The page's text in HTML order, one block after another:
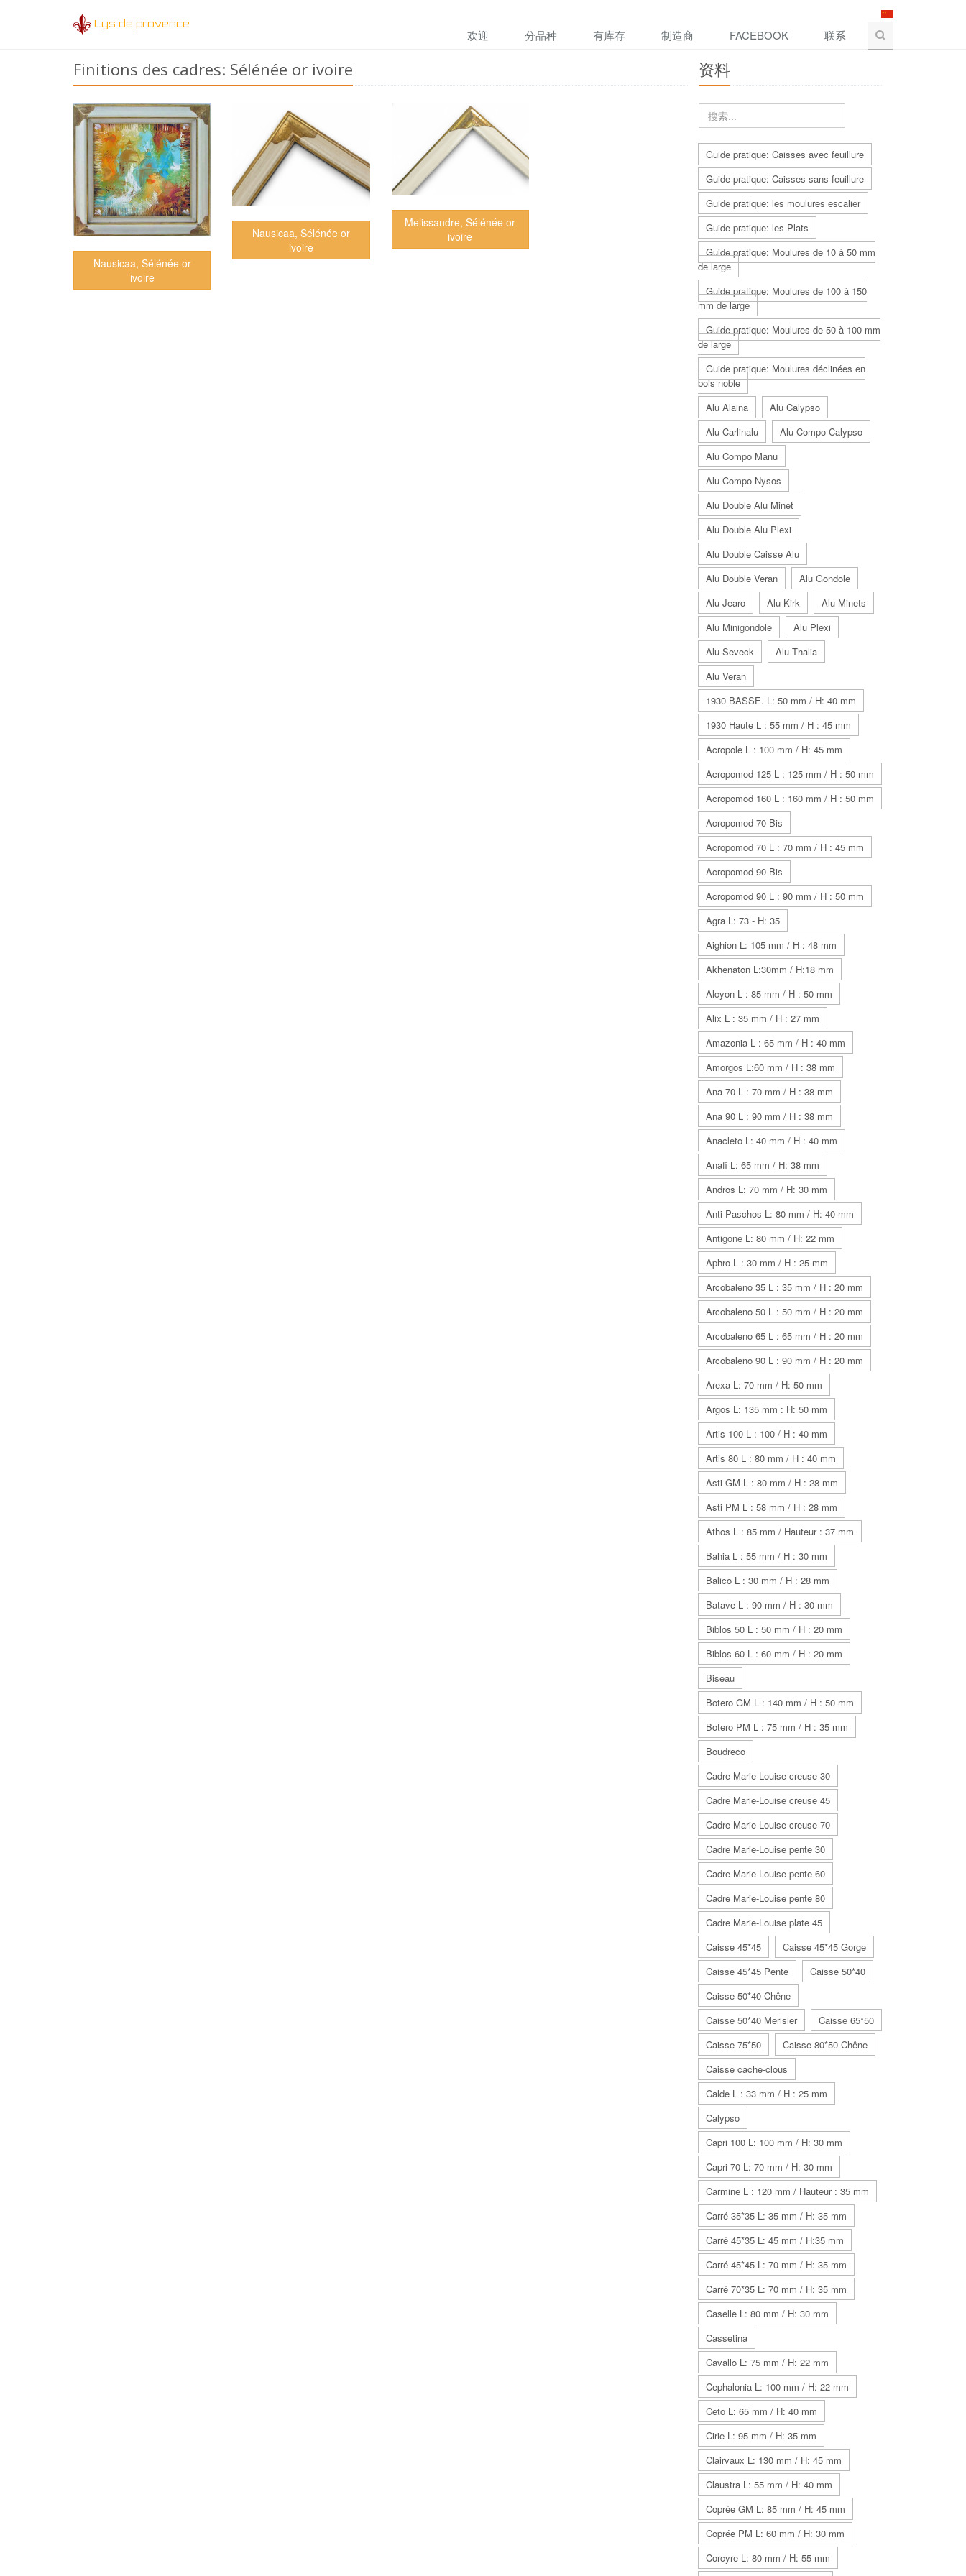
Lys de provence
欢迎 分品种 有库存 制造商 FACEBOOK 联系
Finitions des cadres: Sélénée or ivoire
Nausicaa, Sélénée or
ivoire
Nausicaa, Sélénée or
ivoire
Melissandre, Sélénée or
ivoire
资料
Guide pratique: Caisses avec feuillure
Guide pratique: Caisses sans feuillure
Guide pratique: les moulures escalier
Guide pratique: les Plats
Guide pratique: Moulures de 10 à 50 mm
de large
Guide pratique: Moulures de 100 à 150
mm de large
Guide pratique: Moulures de 50 à 100 mm
de large
Guide pratique: Moulures déclinées en
bois noble
Alu Alaina
Alu Calypso
Alu Carlinalu
Alu Compo Calypso
Alu Compo Manu
Alu Compo Nysos
Alu Double Alu Minet
Alu Double Alu Plexi
Alu Double Caisse Alu
Alu Double Veran
Alu Gondole
Alu Jearo
Alu Kirk
Alu Minets
Alu Minigondole
Alu Plexi
Alu Seveck
Alu Thalia
Alu Veran
1930 BASSE. L: 50 mm / H: 40 mm
1930 Haute L : 55 mm / H : 45 mm
Acropole L : 100 mm / H: 45 mm
Acropomod 125 L : 125 mm / H : 50 mm
Acropomod 160 L : 160 mm / H : 50 mm
Acropomod 70 Bis
Acropomod 70 L : 70 mm / H : 45 mm
Acropomod 90 Bis
Acropomod 90 L : 90 mm / H : 50 mm
Agra L: 73 - H: 35
Aighion L: 105 mm / H : 48 mm
Akhenaton L:30mm / H:18 mm
Alcyon L : 85 mm / H : 50 mm
Alix L : 35 mm / H : 27 mm
Amazonia L : 65 mm / H : 40 mm
Amorgos L:60 mm / H : 38 mm
Ana 70 L : 70 mm / H : 38 mm
Ana 90 L : 90 mm / H : 38 mm
Anacleto L: 40 mm / H : 40 mm
Anafi L: 65 mm / H: 38 mm
Andros L: 70 mm / H: 30 mm
Anti Paschos L: 80 mm / H: 40 mm
Antigone L: 80 mm / H: 22 mm
Aphro L : 30 mm / H : 25 mm
Arcobaleno 35 L : 35 mm / H : 20 mm
Arcobaleno 50 L : 50 mm / H : 20 mm
Arcobaleno 65 L : 65 mm / H : 20 mm
Arcobaleno 90 L : 90 mm / H : 20 mm
Arexa L: 70 mm / H: 50 mm
Argos L: 135 mm : H: 50 mm
Artis 100 L : 100 / H : 40 mm
Artis 80 L : 80 mm / H : 40 mm
Asti GM L : 80 mm / H : 28 mm
Asti PM L : 58 mm / H : 28 mm
Athos L : 85 mm / Hauteur : 37 mm
Bahia L : 55 mm / H : 30 mm
Balico L : 30 mm / H : 28 mm
Batave L : 90 mm / H : 30 mm
Biblos 50 L : 50 mm / H : 20 mm
Biblos 60 L : 60 mm / H : 20 mm
Biseau
Botero GM L : 140 mm / H : 50 mm
Botero PM L : 75 mm / H : 35 mm
Boudreco
Cadre Marie-Louise creuse 30
Cadre Marie-Louise creuse 45
Cadre Marie-Louise creuse 70
Cadre Marie-Louise pente 30
Cadre Marie-Louise pente 60
Cadre Marie-Louise pente 80
Cadre Marie-Louise plate 45
Caisse 45*45
Caisse 45*45 Gorge
Caisse 45*45 Pente
Caisse 50*40
Caisse 50*40 Chêne
Caisse 50*40 Merisier
Caisse 65*50
Caisse 75*50
Caisse 80*50 Chêne
Caisse cache-clous
Calde L : 33 mm / H : 25 mm
Calypso
Capri 100 L: 100 mm / H: 30 mm
Capri 70 L: 70 mm / H: 30 mm
Carmine L : 120 mm / Hauteur : 35 mm
Carré 35*35 L: 35 mm / H: 35 mm
Carré 45*35 L: 45 mm / H:35 mm
Carré 45*45 L: 70 mm / H: 35 mm
Carré 70*35 L: 70 mm / H: 35 mm
Caselle L: 80 mm / H: 30 mm
Cassetina
Cavallo L: 75 mm / H: 22 mm
Cephalonia L: 100 mm / H: 22 mm
Ceto L: 65 mm / H: 40 mm
Cirie L: 95 mm / H: 35 mm
Clairvaux L: 130 mm / H: 45 mm
Claustra L: 55 mm / H: 40 mm
Coprée GM L: 85 mm / H: 45 mm
Coprée PM L: 60 mm / H: 30 mm
Corcyre L: 80 mm / H: 55 mm